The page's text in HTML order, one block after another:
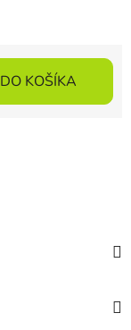
DO KOŠÍKA